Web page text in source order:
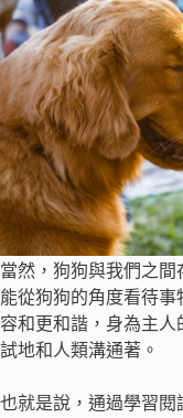
當然，狗狗與我們之
能從狗狗的角度看待
容和更和諧，身為主
試地和人類溝通著。
也就是說，通過學習閱